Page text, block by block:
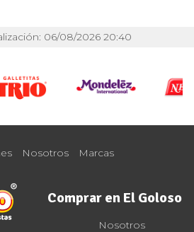
06/08/2026 20:40
Nosotros Marcas
Comprar en El Goloso
Nosotros